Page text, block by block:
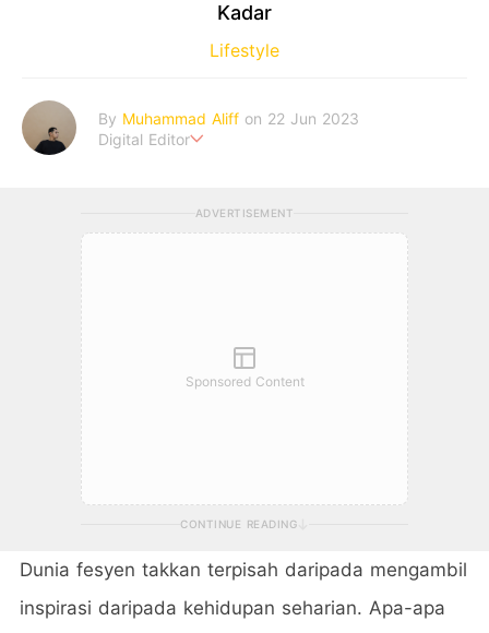
Kadar
Lifestyle
By Muhammad Aliff on 22 Jun 2023
Digital Editor
ADVERTISEMENT
Sponsored Content
CONTINUE READING
Dunia fesyen takkan terpisah daripada mengambil
inspirasi daripada kehidupan seharian. Apa-apa